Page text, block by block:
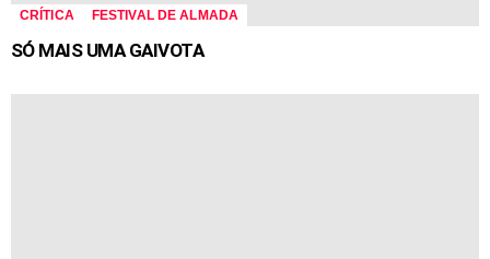
CRÍTICA FESTIVAL DE ALMADA
SÓ MAIS UMA GAIVOTA